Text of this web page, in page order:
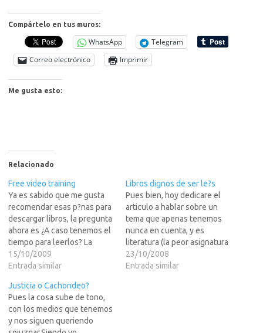
Compártelo en tus muros:
WhatsApp
Telegram
Correo electrónico
Imprimir
Me gusta esto:
Relacionado
Free video training
Ya es sabido que me gusta
recomendar esas p?nas para
descargar libros, la pregunta
ahora es ¿A caso tenemos el
tiempo para leerlos? La
respuesta no me interesa en
este momento ya cada
hoy recomiendo son esos
videos que ayudan cuando
no tenemos el tiempo…
15/10/2009
Entrada similar
Libros dignos de ser le?s
Pues bien, hoy dedicare el
articulo a hablar sobre un
tema que apenas tenemos
nunca en cuenta, y es
literatura (la peor asignatura
que daba en secundaria)
pero no esa literatura toston
23/10/2008
Entrada similar
Justicia o Cachondeo?
Pues la cosa sube de tono,
con los medios que tenemos
y nos siguen queriendo